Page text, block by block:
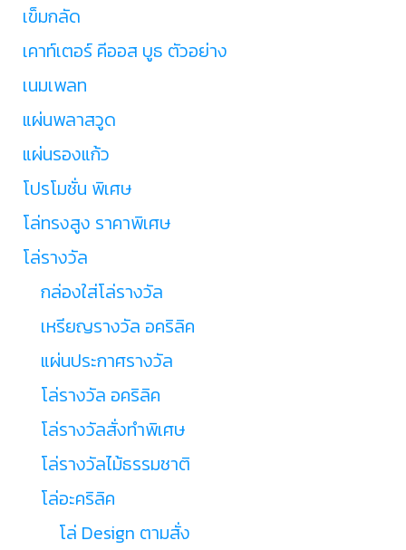
เข็มกลัด
เคาท์เตอร์ คีออส บูธ ตัวอย่าง
เนมเพลท
แผ่นพลาสวูด
แผ่นรองแก้ว
โปรโมชั่น พิเศษ
โล่ทรงสูง ราคาพิเศษ
โล่รางวัล
กล่องใส่โล่รางวัล
เหรียญรางวัล อคริลิค
แผ่นประกาศรางวัล
โล่รางวัล อคริลิค
โล่รางวัลสั่งทำพิเศษ
โล่รางวัลไม้ธรรมชาติ
โล่อะคริลิค
โล่ Design ตามสั่ง